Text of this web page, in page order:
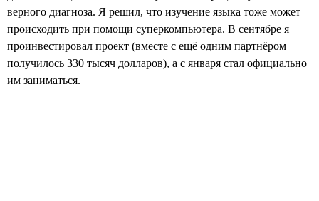
верного диагноза. Я решил, что изучение языка тоже может
происходить при помощи суперкомпьютера. В сентябре я
проинвестировал проект (вместе с ещё одним партнёром
получилось 330 тысяч долларов), а с января стал официально
им заниматься.